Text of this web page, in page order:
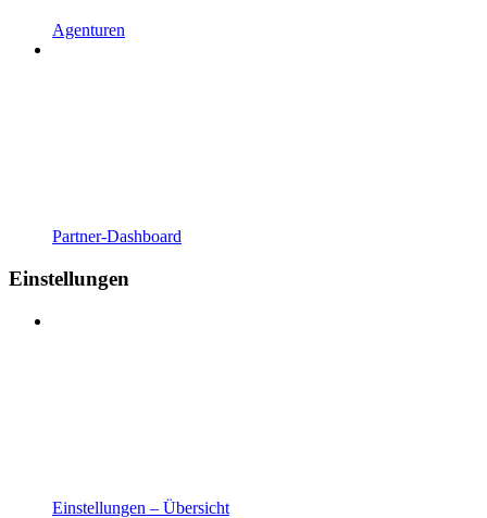
Agenturen
Partner-Dashboard
Einstellungen
Einstellungen – Übersicht